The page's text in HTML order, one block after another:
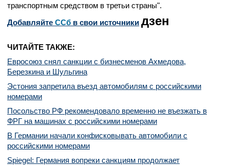
транспортным средством в третьи страны".
Добавляйте CСб в свои источники дзен
ЧИТАЙТЕ ТАКЖЕ:
Евросоюз снял санкции с бизнесменов Ахмедова,
Березкина и Шульгина
Эстония запретила въезд автомобилям с российскими
номерами
Посольство РФ рекомендовало временно не въезжать в
ФРГ на машинах с российскими номерами
В Германии начали конфисковывать автомобили с
российскими номерами
Spiegel: Германия вопреки санкциям продолжает